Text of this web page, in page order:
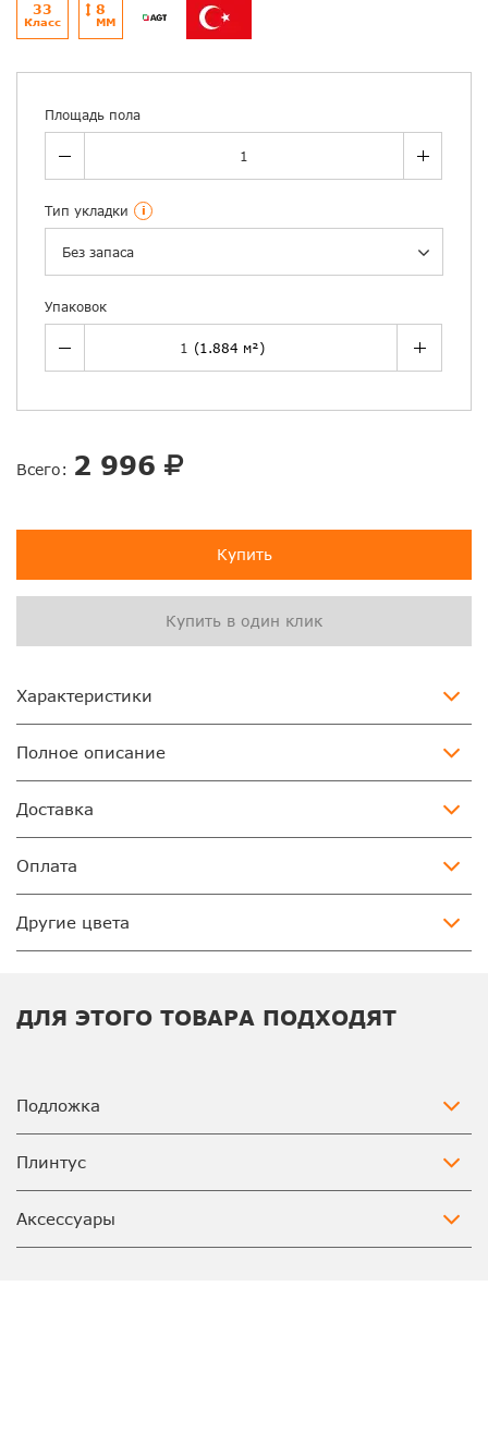
33
Класс
8
ММ
Площадь пола
Тип укладки i
Без запаса
Упаковок
Всего: 2 996
Купить
Купить в один клик
Характеристики
Полное описание
Доставка
Оплата
Другие цвета
ДЛЯ ЭТОГО ТОВАРА ПОДХОДЯТ
Подложка
Плинтус
Аксессуары